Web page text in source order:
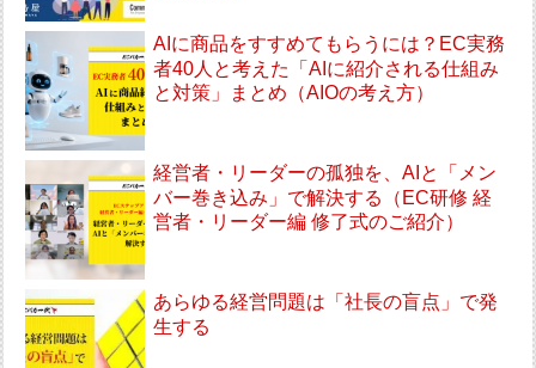
AIに商品をすすめてもらうには？EC実務
者40人と考えた「AIに紹介される仕組み
と対策」まとめ（AIOの考え方）
経営者・リーダーの孤独を、AIと「メン
バー巻き込み」で解決する（EC研修 経
営者・リーダー編 修了式のご紹介）
あらゆる経営問題は「社長の盲点」で発
生する